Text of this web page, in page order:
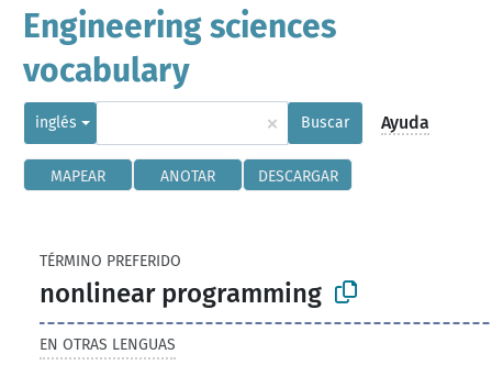
Engineering sciences
vocabulary
inglés × Buscar Ayuda
MAPEAR ANOTAR DESCARGAR
TÉRMINO PREFERIDO
nonlinear programming
EN OTRAS LENGUAS